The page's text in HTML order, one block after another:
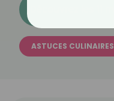
ASTUCES CULINAIRES